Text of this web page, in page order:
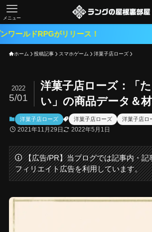
メニュー
リリース！
ホーム 投稿記事 スマホゲーム 洋菓子店ローズ
洋菓子店ローズ：「
い」の商品データ＆
2022
5/01
洋菓子店ローズ 洋菓子店ローズ 洋菓子店ロ
2021年11月29日 2022年5月1日
【広告/PR】当ブログでは記事内・記
フィリエイト広告を利用しています。